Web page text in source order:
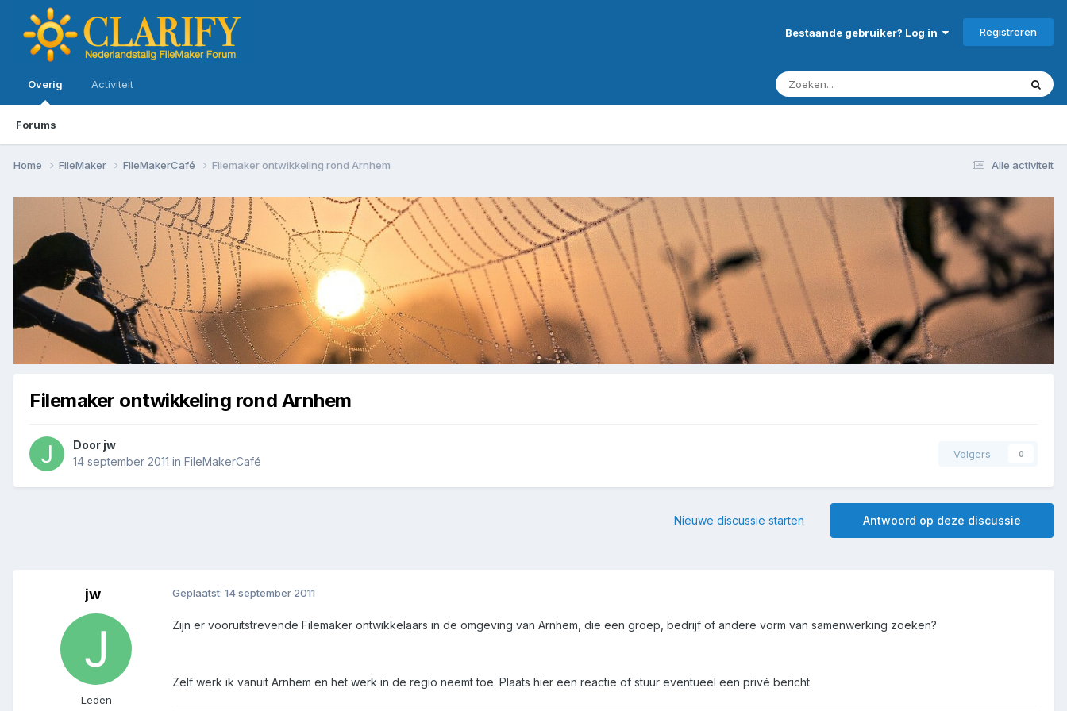
Bestaande gebruiker? Log in Registreren
Overig
Forums
Activiteit
Alle activiteit
Home FileMaker FileMakerCafé Filemaker ontwikkeling rond Arnhem
Filemaker ontwikkeling rond Arnhem
Door jw
14 september 2011 in FileMakerCafé
Volgers 0
Antwoord op deze discussie
Nieuwe discussie starten
jw
Leden
Geplaatst: 14 september 2011
Zijn er vooruitstrevende Filemaker ontwikkelaars in de omgeving van Arnhem, die een groep, bedrijf of andere vorm van samenwerking zoeken?
Zelf werk ik vanuit Arnhem en het werk in de regio neemt toe. Plaats hier een reactie of stuur eventueel een privé bericht.